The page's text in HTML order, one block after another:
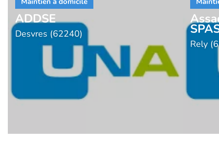
ADDSE
Desvres (62240)
Rely